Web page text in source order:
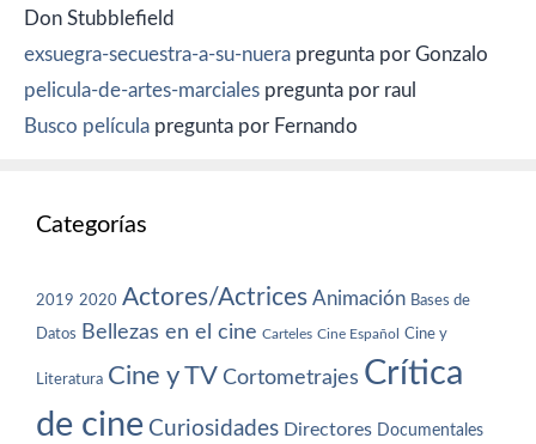
Don Stubblefield
exsuegra-secuestra-a-su-nuera pregunta por Gonzalo
pelicula-de-artes-marciales pregunta por raul
Busco película pregunta por Fernando
Categorías
2019 2020 Actores/Actrices Animación Bases de
Datos Bellezas en el cine Carteles Cine Español Cine y
Literatura Cine y TV Cortometrajes Crítica
de cine Curiosidades Directores Documentales